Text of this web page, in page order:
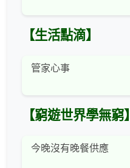
【生活點滴】
管家心事
【窮遊世界學無窮】
今晚沒有晚餐供應